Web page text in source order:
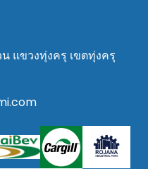
แขวงทุ่งครุ เขตทุ่งครุ